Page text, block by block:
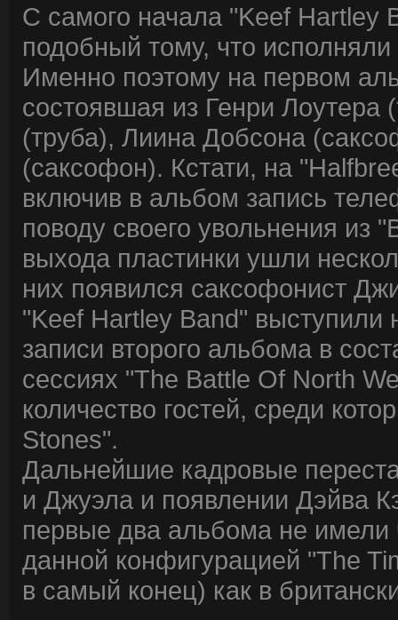
С самого начала "Keef Hartley
подобный тому, что
Именно поэтому на первом
состоявшая из Генри Лоутера
(труба), Лиина Добсона
(саксофон). Кстати, на
включив в альбом запись
поводу своего увольнения из
выхода пластинки ушли
них появился саксофонист
"Keef Hartley Band" выступили
записи второго альбома в
сессиях "The Battle Of North
количество гостей, среди
Stones".
Дальнейшие кадровые
и Джуэла и появлении Дэйва
первые два альбома не имели
данной конфигурацией "The
в самый конец) как в